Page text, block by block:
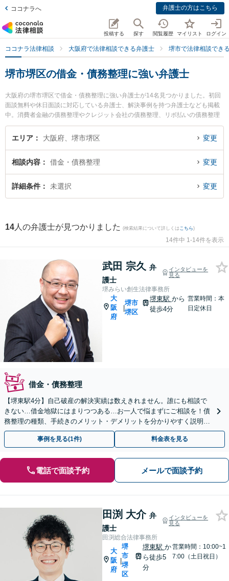
ココナラへ 弁護士の方はこちら
投稿する 探す 閲覧履歴 マイリスト ログイン
ココナラ法律相談 大阪府で法律相談できる弁護士 堺市で法律相談でき
堺市堺区の借金・債務整理に強い弁護士
大阪府の堺市堺区で借金・債務整理に強い弁護士が14名見つかりました。初回
面談無料や休日面談に対応している弁護士、解決事例を持つ弁護士なども掲載
中。消費者金融の債務整理やクレジット会社の債務整理、リボ払いの債務整理
等の細かな分野での絞り込み検索もでき便利です。特に堺みらい創生法律事務
所の武田 宗久弁護士や田渕総合法律事務所の田渕 大介弁護士、弁護士法人法律
借金・債務整理のトラブルを今すぐに弁護士に相談したい』『借金・債務整理
のトラブル解決の実績豊富な近くの弁護士を検索したい』『初回相談無料で借
金・債務整理を法律相談できる堺市堺区内の弁護士に相談予約したい』などで
エリア 大阪府、堺市堺区 変更
相談内容 借金・債務整理 変更
詳細条件 未選択 変更
14 人の弁護士が見つかりました (検索結果について詳しくは こちら)
14件中 1-14件を表示
武田 宗久 弁
護士
インタビューを
見る
堺みらい創生法律事務所
大
阪
府
|
堺市
堺区
堺東駅 から
徒歩4分
営業時間：本
日定休日
借金・債務整理
【堺東駅4分】自己破産の解決実績は数えきれません。誰にも相談で
きない…借金地獄にはまりつつある…お一人で悩まずにご相談を！債
務整理の種類、手続きのメリット・デメリットを分かりやすく説明し
ます【夜間・休日面談可】【完全個室】
事例を見る(1件) 料金表を見る
電話で面談予約 メールで面談予約
田渕 大介 弁
護士
インタビューを
見る
田渕総合法律事務所
大
阪
府
|
堺
市
堺
区
堺東駅 か
ら徒歩5
分
営業時間：10:00~1
7:00（土日祝日）